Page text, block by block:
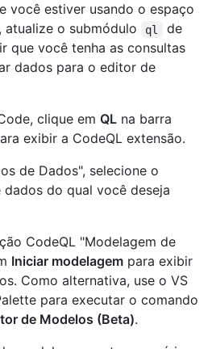
você estiver usando o espaço
o submódulo
ql de
que você tenha as consultas
dados para o editor de
clique em QL na barra
exibir a CodeQL extensão.
de Dados", selecione o
dados do qual você deseja
CodeQL "Modelagem de
Iniciar modelagem para exibir
Como alternativa, use o VS
para executar o comando
de Modelos (Beta).